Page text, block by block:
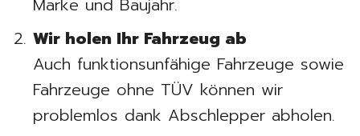
Marke und Baujahr.
Wir holen Ihr Fahrzeug ab
Auch funktionsunfähige Fahrzeuge sowie
Fahrzeuge ohne TÜV können wir
problemlos dank Abschlepper abholen.